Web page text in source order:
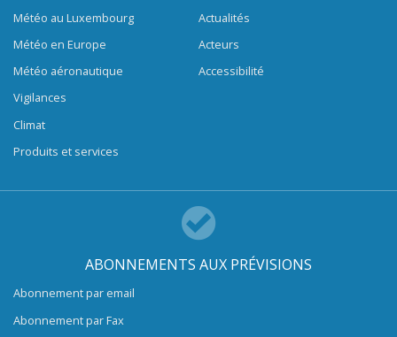
Météo au Luxembourg
Météo en Europe
Météo aéronautique
Vigilances
Climat
Produits et services
Actualités
Acteurs
Accessibilité
ABONNEMENTS AUX PRÉVISIONS
Abonnement par email
Abonnement par Fax